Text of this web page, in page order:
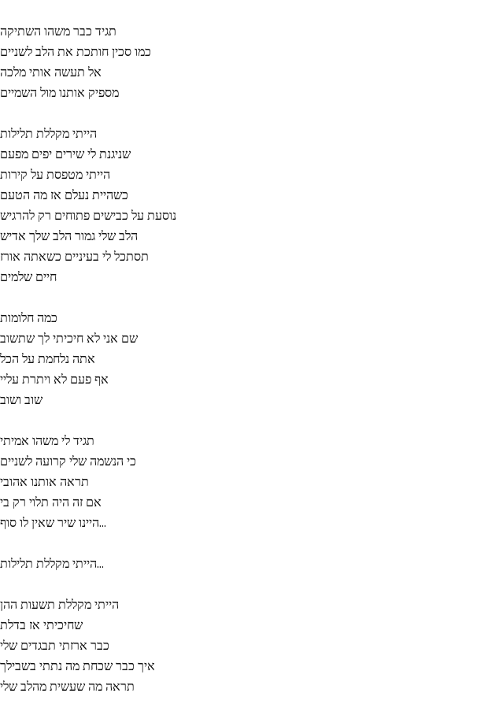
תגיד כבר משהו השתיקה
כמו סכין חותכת את הלב לשניים
אל תעשה אותי מלכה
מספיק אותנו מול השמיים
הייתי מקללת תלילות
שניגנת לי שירים יפים מפעם
הייתי מטפסת על קירות
כשהיית נעלם אז מה הטעם
נוסעת על כבישים פתוחים רק להרגיש
הלב שלי גמור הלב שלך אדיש
תסתכל לי בעיניים כשאתה אורז
חיים שלמים
כמה חלומות
שם אני לא חיכיתי לך שתשוב
אתה נלחמת על הכל
אף פעם לא ויתרת עליי
שוב ושוב
תגיד לי משהו אמיתי
כי הנשמה שלי קרועה לשניים
תראה אותנו אהובי
אם זה היה תלוי רק בי
היינו שיר שאין לו סוף…
הייתי מקללת תלילות…
הייתי מקללת תשעות ההן
שחיכיתי אז בדלת
כבר ארזתי תבגדים שלי
איך כבר שכחת מה נתתי בשבילך
תראה מה שעשית מהלב שלי